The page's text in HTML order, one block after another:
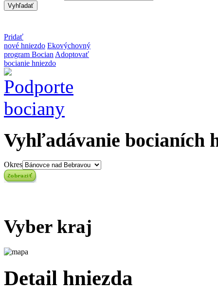
Pridať
nové hniezdo Ekovýchovný
program Bocian Adoptovať
bocianie hniezdo
Vyhľadávanie bocianích
Okres
Vyber kraj
Detail hniezda